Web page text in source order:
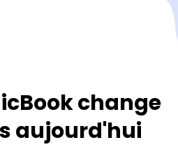
change
aujourd'hui